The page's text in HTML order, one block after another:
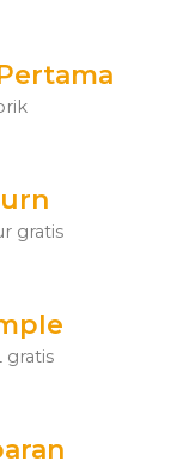
gratis
gratis